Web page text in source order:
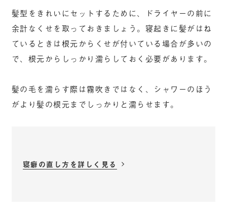
髪型をきれいにセットするために、ドライヤーの前に
余計なくせを取っておきましょう。寝起きに髪がはね
ているときは根元からくせが付いている場合が多いの
で、根元からしっかり濡らしておく必要があります。
髪の毛を濡らす際は霧吹きではなく、シャワーのほう
がより髪の根元までしっかりと濡らせます。
寝癖の直し方を詳しく見る